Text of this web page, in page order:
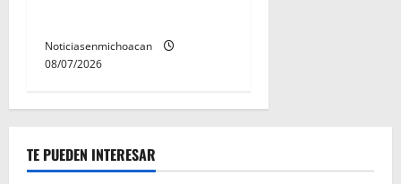
Noticiasenmichoacan
08/07/2026
TE PUEDEN INTERESAR